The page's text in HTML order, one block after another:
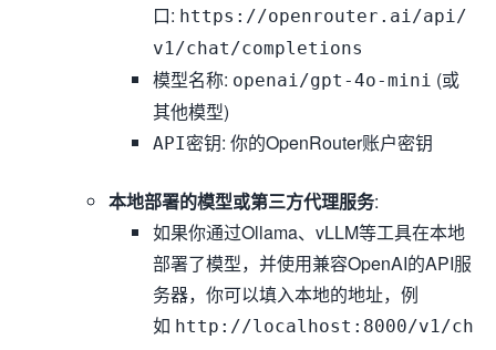
口: https://openrouter.ai/api/
v1/chat/completions
模型名称: openai/gpt-4o-mini (或
其他模型)
API密钥: 你的OpenRouter账户密钥
本地部署的模型或第三方代理服务:
如果你通过Ollama、vLLM等工具在本地
部署了模型，并使用兼容OpenAI的API服
务器，你可以填入本地的地址，例
如 http://localhost:8000/v1/ch